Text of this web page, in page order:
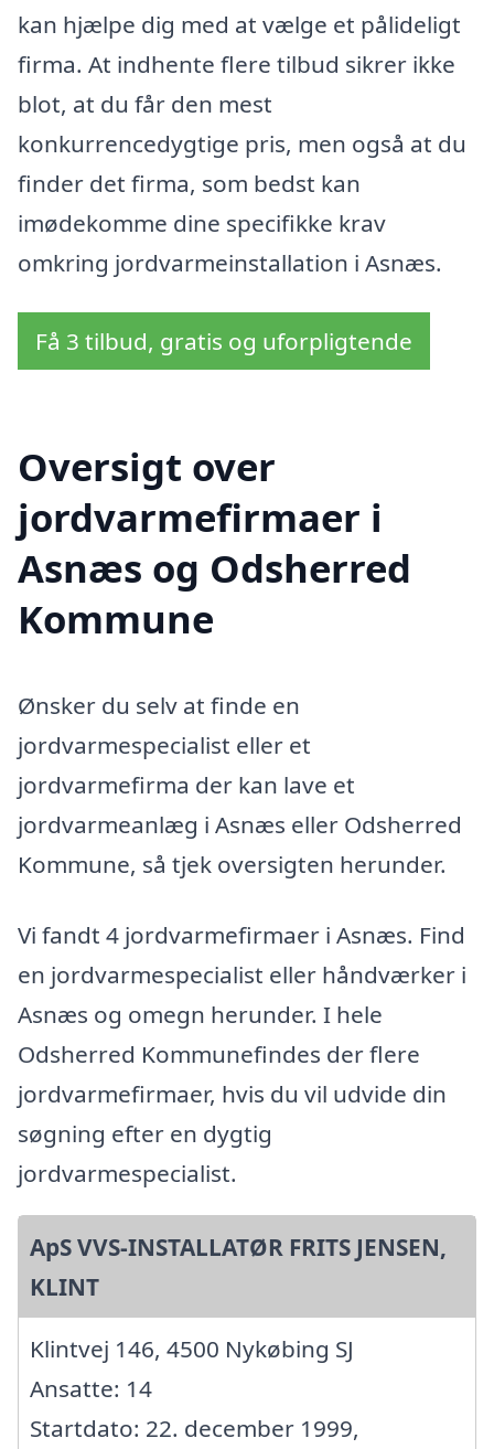
kan hjælpe dig med at vælge et pålideligt
firma. At indhente flere tilbud sikrer ikke
blot, at du får den mest
konkurrencedygtige pris, men også at du
finder det firma, som bedst kan
imødekomme dine specifikke krav
omkring jordvarmeinstallation i Asnæs.
Få 3 tilbud, gratis og uforpligtende
Oversigt over
jordvarmefirmaer i
Asnæs og Odsherred
Kommune
Ønsker du selv at finde en
jordvarmespecialist eller et
jordvarmefirma der kan lave et
jordvarmeanlæg i Asnæs eller Odsherred
Kommune, så tjek oversigten herunder.
Vi fandt 4 jordvarmefirmaer i Asnæs. Find
en jordvarmespecialist eller håndværker i
Asnæs og omegn herunder. I hele
Odsherred Kommunefindes der flere
jordvarmefirmaer, hvis du vil udvide din
søgning efter en dygtig
jordvarmespecialist.
ApS VVS-INSTALLATØR FRITS JENSEN,
KLINT
Klintvej 146, 4500 Nykøbing SJ
Ansatte: 14
Startdato: 22. december 1999,